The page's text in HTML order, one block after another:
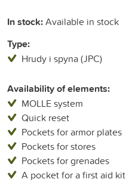
In stock:Available in stock
Type:
Hrudy i spyna (JPC)
Availability of elements:
MOLLE system
Quick reset
Pockets for armor plates
Pockets for stores
Pockets for grenades
A pocket for a first aid kit